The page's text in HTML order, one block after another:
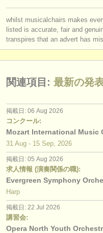
オーケストラ
音楽学校
musicalchairs:
お問い合わせ
rss feeds
クラシック音楽ニュー
出版社:
掲載方法
find out about our
whilst musicalchairs makes
listed is accurate, fair and
transpires that an advert has
関連項目: 最新の発
掲載日: 06 Aug 2026
コンクール:
Mozart International Music
31 Aug - 15 Sep, 2026
掲載日: 05 Aug 2026
求人情報 (演奏関係の職):
Evergreen Symphony
Harp
掲載日: 22 Jul 2026
講習会:
Opera North Youth